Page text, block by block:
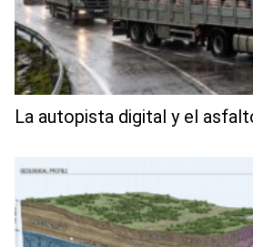
La autopista digital y el